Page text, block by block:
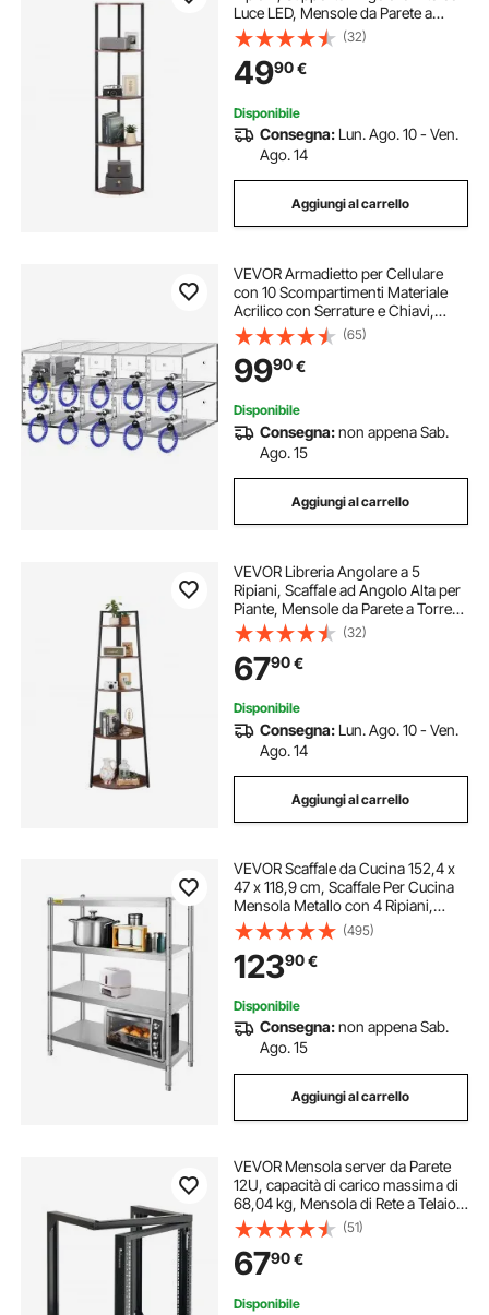
Luce LED, Mensole da Parete a
Torre con Struttura in Metallo e
Ripiani in Legno, Libreria Stretta per
Camera da Letto, Soggiorno
(32)
4990€
Disponibile
Consegna: Lun. Ago. 10 - Ven.
Ago. 14
Aggiungi al carrello
VEVOR Armadietto per Cellulare
con 10 Scompartimenti Materiale
Acrilico con Serrature e Chiavi,
Armadietto da Parete per Ufficio
Aula Palestra, Cassetta Deposito
Oggetti da Parete Acrilico
Trasparente
(65)
9990€
Disponibile
Consegna:non appena Sab.
Ago. 15
Aggiungi al carrello
VEVOR Libreria Angolare a 5
Ripiani, Scaffale ad Angolo Alta per
Piante, Mensole da Parete a Torre
con Struttura in Metallo e Ripiani in
Legno, per Camera da Letto,
Soggiorno, Ufficio
(32)
6790€
Disponibile
Consegna: Lun. Ago. 10 - Ven.
Ago. 14
Aggiungi al carrello
VEVOR Scaffale da Cucina 152,4 x
47 x 118,9 cm, Scaffale Per Cucina
Mensola Metallo con 4 Ripiani,
Scaffalatura Capacità da 150kg a
Ripiano​ Scaffale in Acciaio
Inossidabile per Cucina e Garage
(495)
12390€
Disponibile
Consegna:non appena Sab.
Ago. 15
Aggiungi al carrello
VEVOR Mensola server da Parete
12U, capacità di carico massima di
68,04 kg, Mensola di Rete a Telaio
Aperto con Apertura di 180 Gradi,
Acciaio al Carbonio, per
Apparecchiature di Rete IT da 482
mm
(51)
6790€
Disponibile